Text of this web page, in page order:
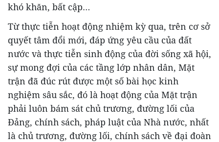
khó khăn, bất cập…
Từ thực tiễn hoạt động nhiệm kỳ qua, trên cơ sở
quyết tâm đổi mới, đáp ứng yêu cầu của đất
nước và thực tiễn sinh động của đời sống xã hội,
sự mong đợi của các tầng lớp nhân dân, Mặt
trận đã đúc rút được một số bài học kinh
nghiệm sâu sắc, đó là hoạt động của Mặt trận
phải luôn bám sát chủ trương, đường lối của
Đảng, chính sách, pháp luật của Nhà nước, nhất
là chủ trương, đường lối, chính sách về đại đoàn